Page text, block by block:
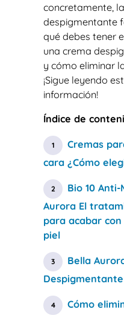
concretamente,
despigmentante
qué debes tener
una crema
y cómo eliminar
¡Sigue leyendo
información!
Índice de
Cremas
cara ¿Cómo
Bio 10
Aurora El
para acabar
piel
Bella
Cómo